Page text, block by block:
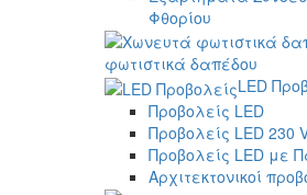
Φθορίου
φωτιστικά δαπέδου
LED
Προβολείς LED
Προβολείς LED 230
Προβολείς LED με
Αρχιτεκτονικοί